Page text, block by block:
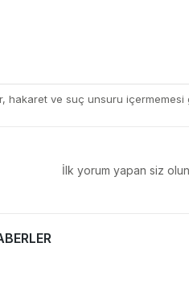
hakaret ve suç unsuru içermemesi
İlk yorum yapan siz